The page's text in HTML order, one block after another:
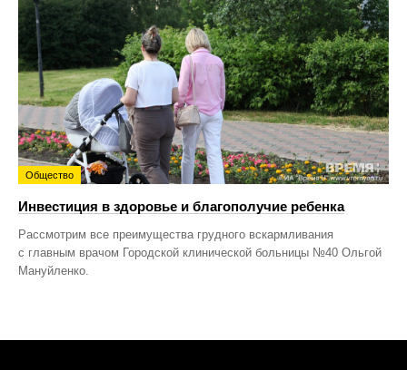
Общество
Инвестиция в здоровье и благополучие ребенка
Рассмотрим все преимущества грудного вскармливания
с главным врачом Городской клинической больницы №40 Ольгой
Мануйленко.